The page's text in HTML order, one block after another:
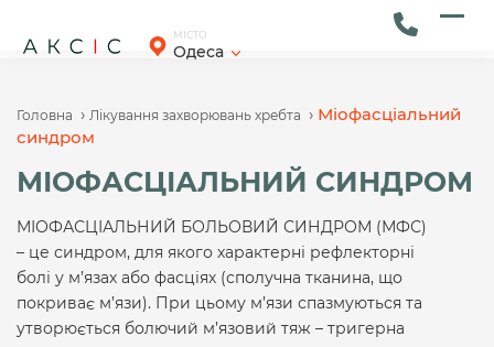
content
МІСТО
Одеса
Головна › Лікування захворювань хребта › Міофасціальний
синдром
МІОФАСЦІАЛЬНИЙ СИНДРОМ
МІОФАСЦІАЛЬНИЙ БОЛЬОВИЙ СИНДРОМ (МФС)
– це синдром, для якого характерні рефлекторні
болі у м’язах або фасціях (сполучна тканина, що
покриває м’язи). При цьому м’язи спазмуються та
утворюється болючий м’язовий тяж – тригерна